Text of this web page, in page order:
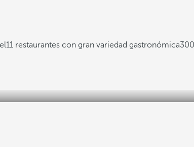
11 restaurantes con gran variedad gastronómica